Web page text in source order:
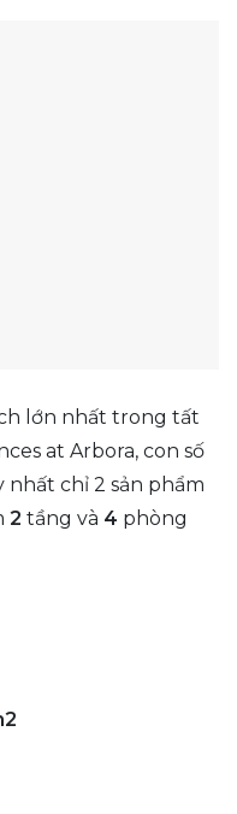
lớn nhất trong tất
at Arbora, con số
nhất chỉ 2 sản phẩm
2 tầng và 4 phòng